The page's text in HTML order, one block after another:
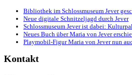
Bibliothek im Schlossmuseum Jever
Neue digitale Schnitzeljagd durch Jever
Schlossmuseum Jever ist dabei:
Neues Buch über Maria von Jever
Playmobil-Figur Maria von Jever nun
Kontakt